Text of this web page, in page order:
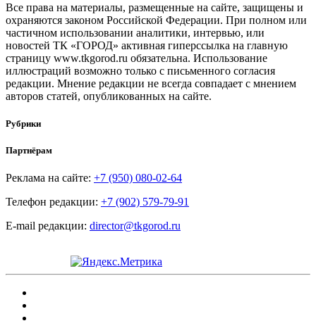
Все права на материалы, размещенные на сайте, защищены и
охраняются законом Российской Федерации. При полном или
частичном использовании аналитики, интервью, или
новостей ТК «ГОРОД» активная гиперссылка на главную
страницу www.tkgorod.ru обязательна. Использование
иллюстраций возможно только с письменного согласия
редакции. Мнение редакции не всегда совпадает с мнением
авторов статей, опубликованных на сайте.
Рубрики
Партнёрам
Реклама на сайте: +7 (950) 080-02-64
Телефон редакции: +7 (902) 579-79-91
E-mail редакции: director@tkgorod.ru